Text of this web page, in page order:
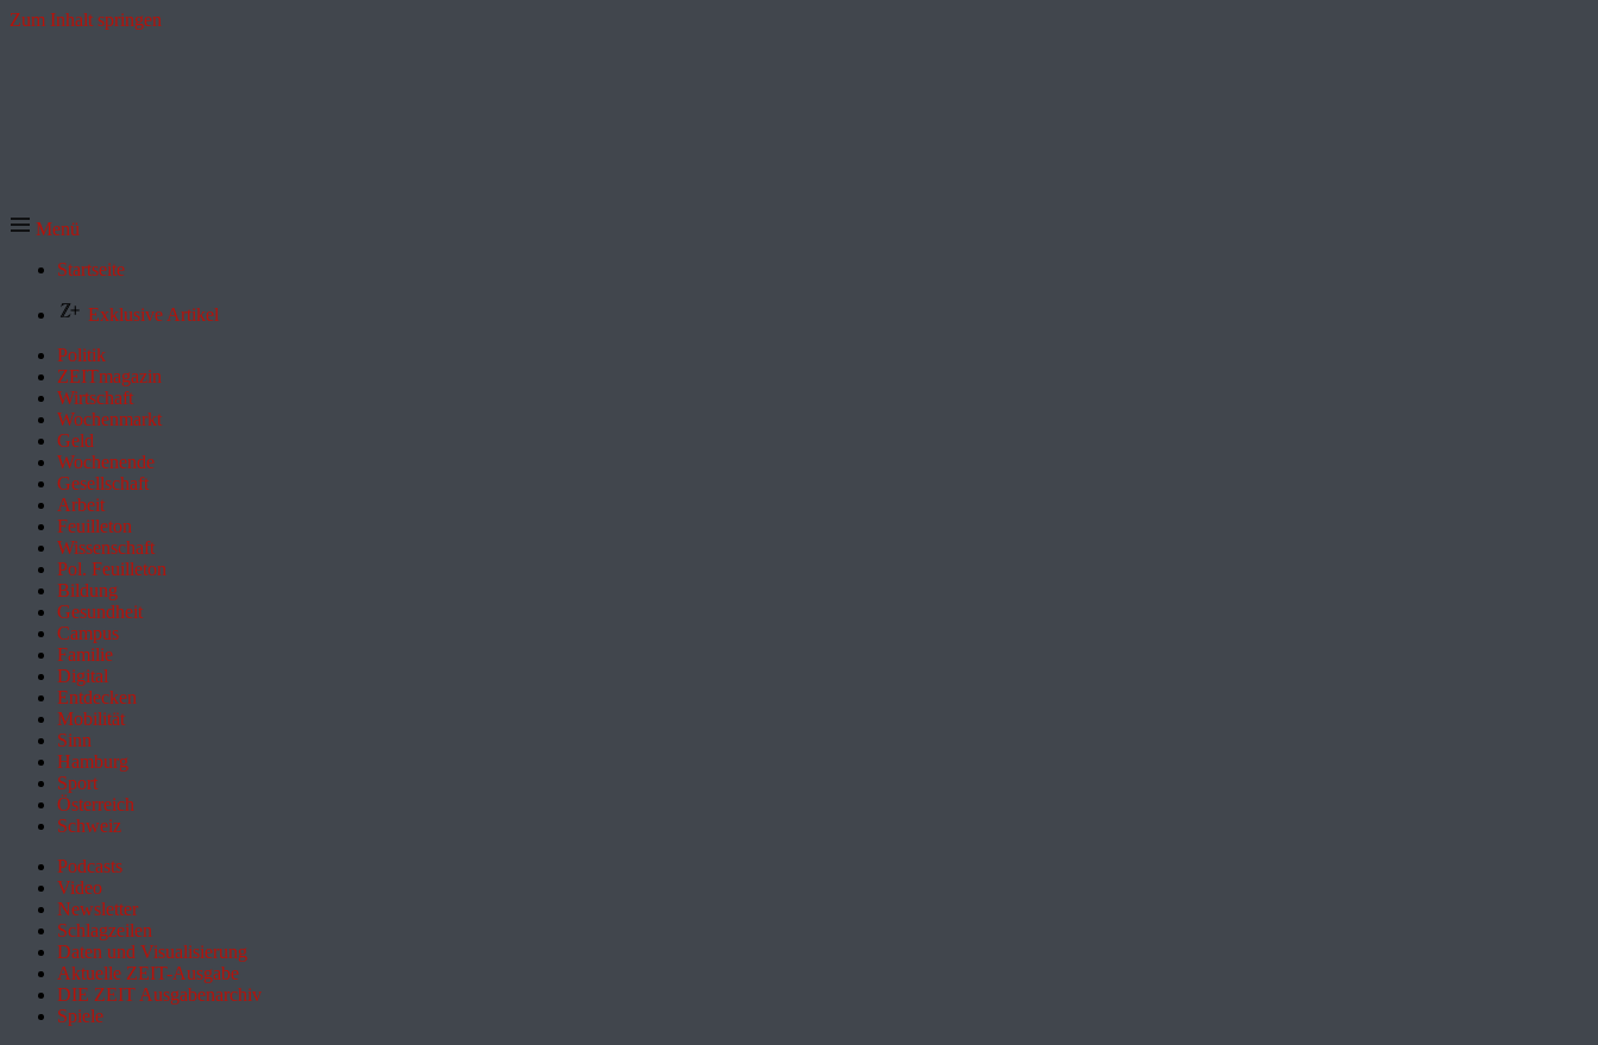
Zum Inhalt springen
Menü
Startseite
Exklusive Artikel
Politik
ZEITmagazin
Wirtschaft
Wochenmarkt
Geld
Wochenende
Gesellschaft
Arbeit
Feuilleton
Wissenschaft
Pol. Feuilleton
Bildung
Gesundheit
Campus
Familie
Digital
Entdecken
Mobilität
Sinn
Hamburg
Sport
Österreich
Schweiz
Podcasts
Video
Newsletter
Schlagzeilen
Daten und Visualisierung
Aktuelle ZEIT-Ausgabe
DIE ZEIT Ausgabenarchiv
Spiele